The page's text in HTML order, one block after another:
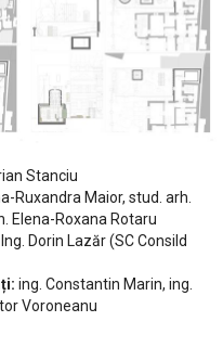
Stanciu
Ruxandra Maior, stud. arh.
Elena-Roxana Rotaru
Ing. Dorin Lazăr (SC Consild
ing. Constantin Marin, ing.
Voroneanu